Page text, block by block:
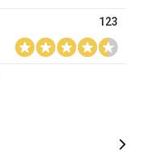
123